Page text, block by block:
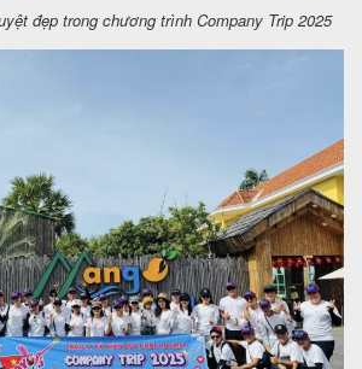
đẹp trong chương trình Company Trip 2025